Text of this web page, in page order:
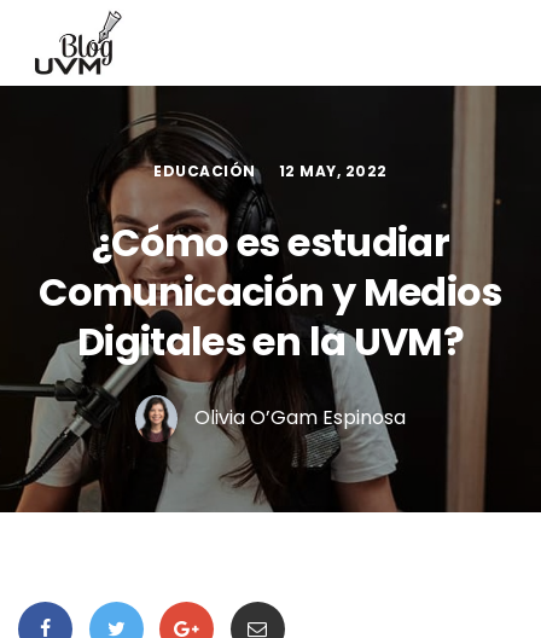
EDUCACIÓN 12 MAY, 2022
¿Cómo es estudiar
Comunicación y Medios
Digitales en la UVM?
Olivia O’Gam Espinosa